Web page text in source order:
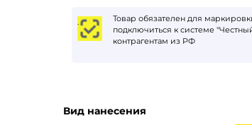
.
Товар обязателен для
подключиться к системе
контрагентам из РФ
Вид нанесения